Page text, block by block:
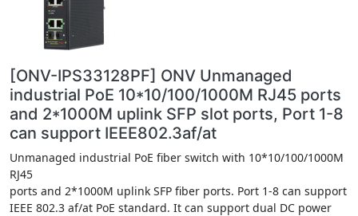
[ONV-IPS33128PF] ONV Unmanaged
industrial PoE 10*10/100/1000M RJ45 ports
and 2*1000M uplink SFP slot ports, Port 1-8
can support IEEE802.3af/at
Unmanaged industrial PoE fiber switch with 10*10/100/1000M
RJ45
ports and 2*1000M uplink SFP fiber ports. Port 1-8 can support
IEEE 802.3 af/at PoE standard. It can support dual DC power